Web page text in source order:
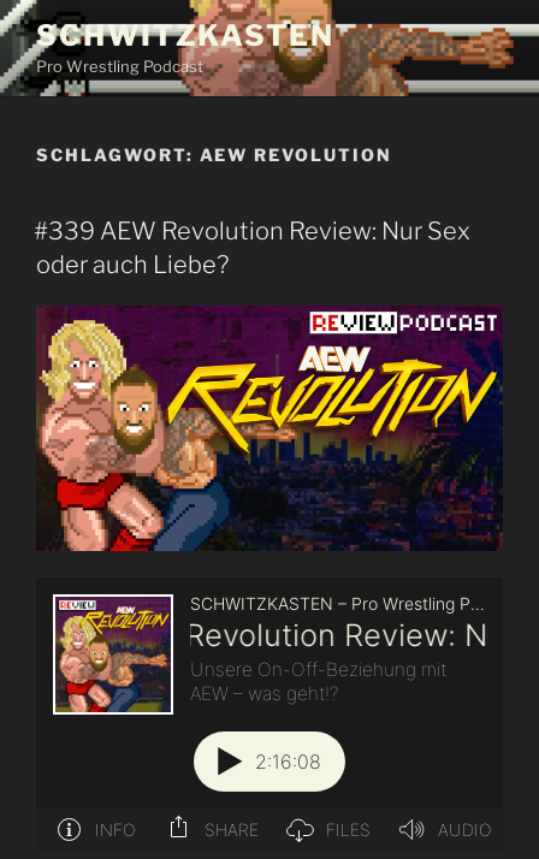
Zum
Inhalt
springen
SCHWITZKASTEN
Pro Wrestling Podcast
SCHLAGWORT: AEW REVOLUTION
#339 AEW Revolution Review: Nur Sex
oder auch Liebe?